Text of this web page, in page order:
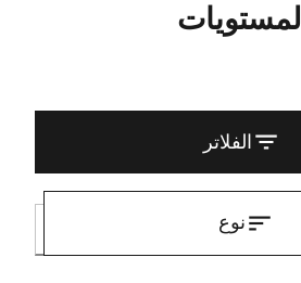
المستويات
الفلاتر
نوع